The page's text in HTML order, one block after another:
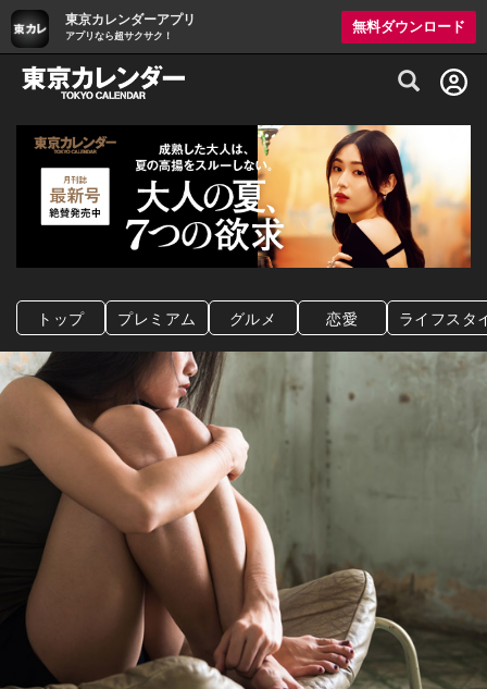
東京カレンダーアプリ
アプリなら超サクサク！
無料ダウンロード
グルメ情報・プレミアムレストラン予約
トップ プレミアム グルメ 恋愛 ライフスタ